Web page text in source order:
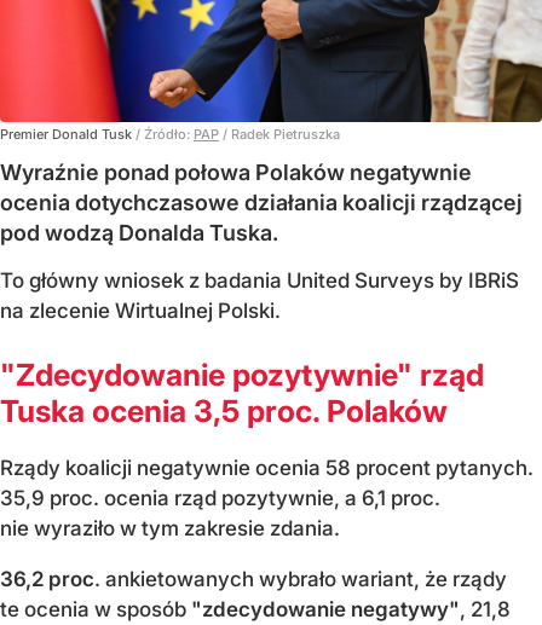
Premier Donald Tusk / Źródło: PAP / Radek Pietruszka
Wyraźnie ponad połowa Polaków negatywnie
ocenia dotychczasowe działania koalicji rządzącej
pod wodzą Donalda Tuska.
To główny wniosek z badania United Surveys by IBRiS
na zlecenie Wirtualnej Polski.
"Zdecydowanie pozytywnie" rząd
Tuska ocenia 3,5 proc. Polaków
Rządy koalicji negatywnie ocenia 58 procent pytanych.
35,9 proc. ocenia rząd pozytywnie, a 6,1 proc.
nie wyraziło w tym zakresie zdania.
36,2 proc. ankietowanych wybrało wariant, że rządy
te ocenia w sposób "zdecydowanie negatywy", 21,8